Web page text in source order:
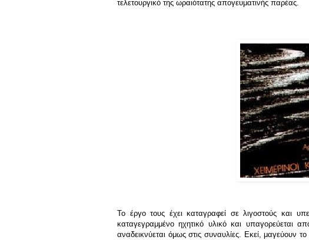
τελετουργικό της ωραιότατης απογευματινής παρέας.
Το έργο τους έχει καταγραφεί σε λιγοστούς και
καταγεγραμμένο ηχητικό υλικό και υπαγορεύεται
αναδεικνύεται όμως στις συναυλίες. Εκεί, μαγεύουν